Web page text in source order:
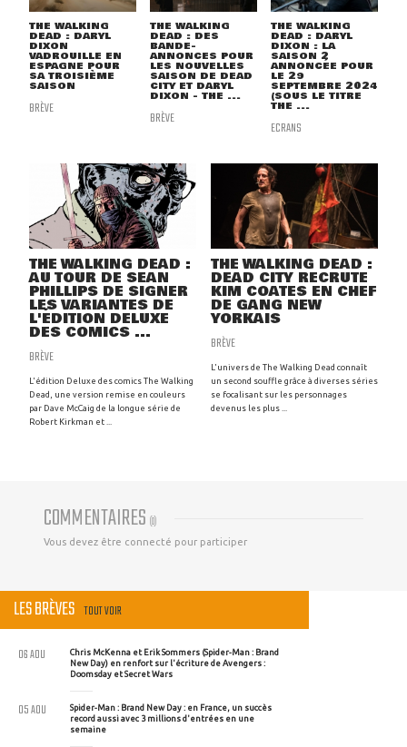
THE WALKING
DEAD : DARYL
DIXON
VADROUILLE EN
ESPAGNE POUR
SA TROISIÈME
SAISON
BRÈVE
THE WALKING
DEAD : DES
BANDE-
ANNONCES POUR
LES NOUVELLES
SAISON DE DEAD
CITY ET DARYL
DIXON - THE ...
BRÈVE
THE WALKING
DEAD : DARYL
DIXON : LA
SAISON 2
ANNONCÉE POUR
LE 29
SEPTEMBRE 2024
(SOUS LE TITRE
THE ...
ECRANS
THE WALKING DEAD :
AU TOUR DE SEAN
PHILLIPS DE SIGNER
LES VARIANTES DE
L'ÉDITION DELUXE
DES COMICS ...
BRÈVE
L'édition Deluxe des comics The Walking
Dead, une version remise en couleurs
par Dave McCaig de la longue série de
Robert Kirkman et ...
THE WALKING DEAD :
DEAD CITY RECRUTE
KIM COATES EN CHEF
DE GANG NEW
YORKAIS
BRÈVE
L'univers de The Walking Dead connaît
un second souffle grâce à diverses séries
se focalisant sur les personnages
devenus les plus ...
COMMENTAIRES (0)
Vous devez être connecté pour participer
LES BRÈVES TOUT VOIR
Chris McKenna et Erik Sommers (Spider-Man : Brand
New Day) en renfort sur l'écriture de Avengers :
Doomsday et Secret Wars
06 AOU
Spider-Man : Brand New Day : en France, un succès
record aussi avec 3 millions d'entrées en une
semaine
05 AOU